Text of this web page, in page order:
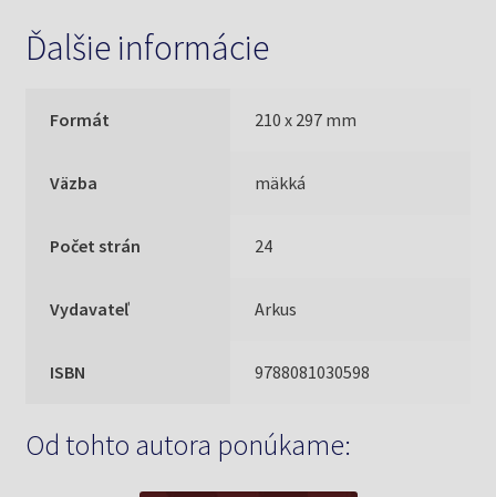
Ďalšie informácie
Formát 210 x 297 mm
Väzba mäkká
Počet strán 24
Vydavateľ Arkus
ISBN 9788081030598
Od tohto autora ponúkame: